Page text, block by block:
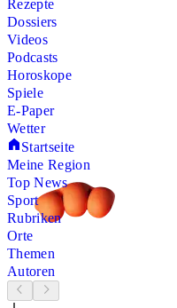
Rezepte
Dossiers
Videos
Podcasts
Horoskope
Spiele
E-Paper
Wetter
Startseite
Meine Region
Top News
Sport
Rubriken
Orte
Themen
Autoren